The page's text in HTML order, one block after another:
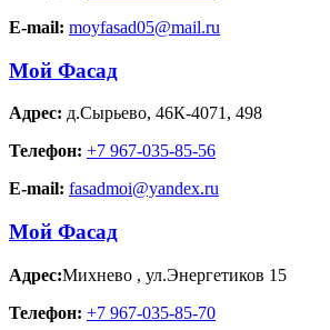
E-mail: moyfasad05@mail.ru
Мой Фасад
Адрес: д.Сырьево, 46К-4071, 498
Телефон: +7 967-035-85-56
E-mail: fasadmoi@yandex.ru
Мой Фасад
Адрес:Михнево , ул.Энергетиков 15
Телефон: +7 967-035-85-70